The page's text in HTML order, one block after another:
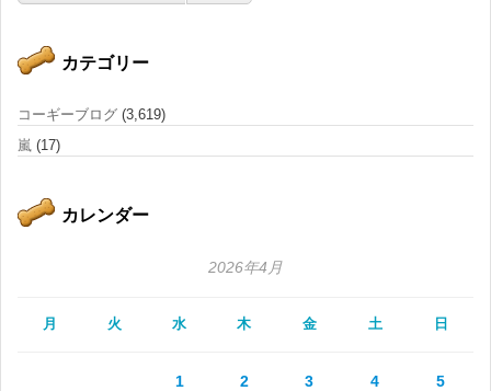
カテゴリー
コーギーブログ (3,619)
嵐 (17)
カレンダー
2026年4月
月 火 水 木 金 土 日
1 2 3 4 5